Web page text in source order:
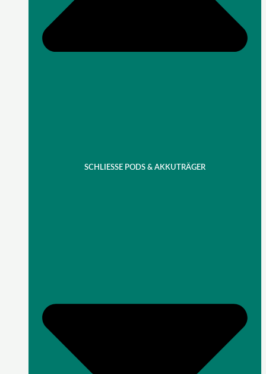
SCHLIESSE PODS & AKKUTRÄGER